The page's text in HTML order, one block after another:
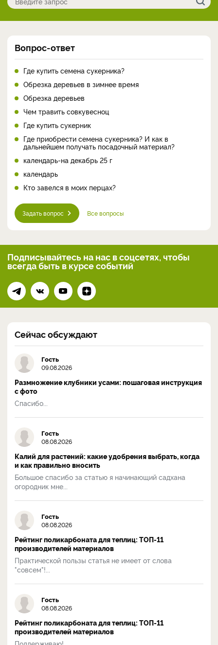
Вопрос-ответ
Где купить семена сукерника?
Обрезка деревьев в зимнее время
Обрезка деревьев
Чем травить совкувесноц
Где купить сукерник
Где приобрести семена сукерника? И как в
дальнейшем получать посадочный материал?
календарь-на декабрь 25 г
календарь
Кто завелся в моих перцах?
Задать вопрос Все вопросы
Подписывайтесь на нас в соцсетях, чтобы
всегдабыть в курсе событий
Сейчас обсуждают
Гость
09.08.2026
Размножение клубники усами: пошаговая инструкция
с фото
Спасибо...
Гость
08.08.2026
Калий для растений: какие удобрения выбрать, когда
и как правильно вносить
Большое спасибо за статью я начинающий садхана
огородник мне...
Гость
08.08.2026
Рейтинг поликарбоната для теплиц: ТОП-11
производителей материалов
Практической пользы статья не имеет от слова
"совсем"!...
Гость
08.08.2026
Рейтинг поликарбоната для теплиц: ТОП-11
производителей материалов